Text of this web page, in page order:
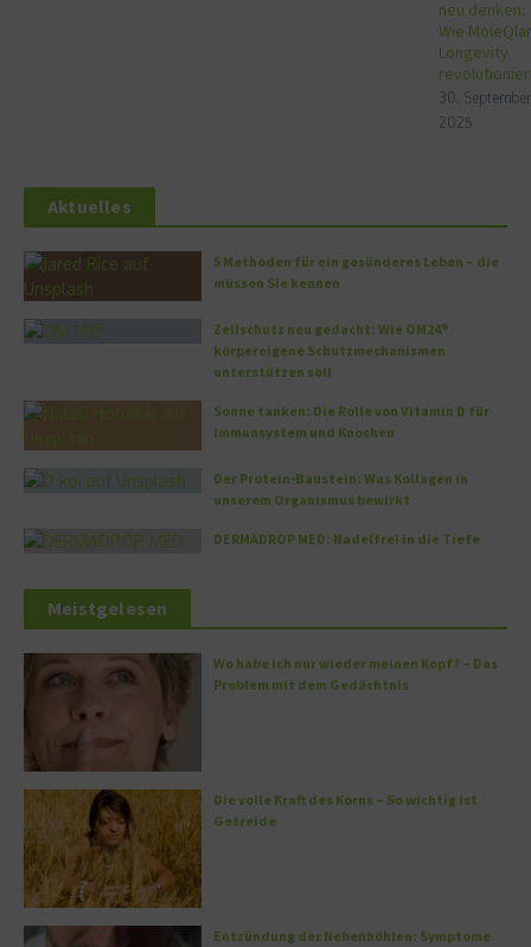
neu denken:
Wie MoleQlar
Longevity
30. September
2025
Aktuelles
5 Methoden für ein gesünderes Leben – die
müssen Sie kennen
Zellschutz neu gedacht: Wie OM24®
körpereigene Schutzmechanismen
unterstützen soll
Sonne tanken: Die Rolle von Vitamin D für
Immunsystem und Knochen
Der Protein-Baustein: Was Kollagen in
unserem Organismus bewirkt
DERMADROP MED: Nadelfrei in die Tiefe
Meistgelesen
Wo habe ich nur wieder meinen Kopf? – Das
Problem mit dem Gedächtnis
Die volle Kraft des Korns – So wichtig ist
Getreide
Entzündung der Nebenhöhlen: Symptome